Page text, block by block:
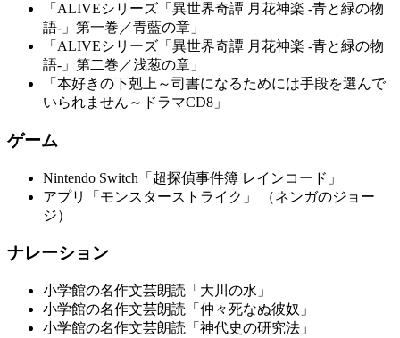
「ALIVEシリーズ「異世界奇譚 月花神楽 -青と緑の物
語-」第一巻／青藍の章」
「ALIVEシリーズ「異世界奇譚 月花神楽 -青と緑の物
語-」第二巻／浅葱の章」
「本好きの下剋上～司書になるためには手段を選んで
いられません～ドラマCD8」
ゲーム
Nintendo Switch「超探偵事件簿 レインコード」
アプリ「モンスターストライク」 （ネンガのジョー
ジ）
ナレーション
小学館の名作文芸朗読「大川の水」
小学館の名作文芸朗読「仲々死なぬ彼奴」
小学館の名作文芸朗読「神代史の研究法」